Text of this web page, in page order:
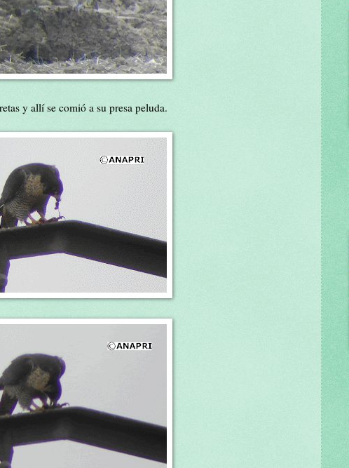
y allí se comió a su presa peluda.